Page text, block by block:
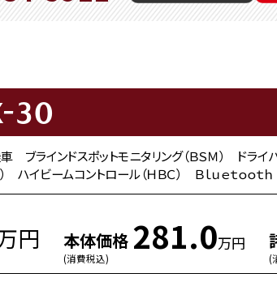
30
ブラインドスポットモニタリング（ＢＳＭ） ドライ
） ハイビームコントロール（ＨＢＣ） Ｂｌｕｅｔｏｏ
円 本体価格
(消費税込)
281.0万円
(